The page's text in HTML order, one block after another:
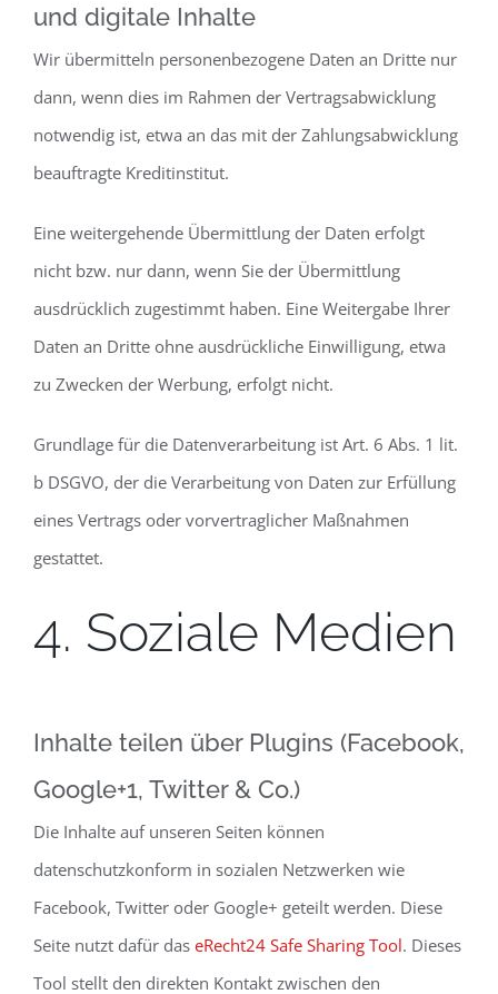
und digitale Inhalte
Wir übermitteln personenbezogene Daten an Dritte nur
dann, wenn dies im Rahmen der Vertragsabwicklung
notwendig ist, etwa an das mit der Zahlungsabwicklung
beauftragte Kreditinstitut.
Eine weitergehende Übermittlung der Daten erfolgt
nicht bzw. nur dann, wenn Sie der Übermittlung
ausdrücklich zugestimmt haben. Eine Weitergabe Ihrer
Daten an Dritte ohne ausdrückliche Einwilligung, etwa
zu Zwecken der Werbung, erfolgt nicht.
Grundlage für die Datenverarbeitung ist Art. 6 Abs. 1 lit.
b DSGVO, der die Verarbeitung von Daten zur Erfüllung
eines Vertrags oder vorvertraglicher Maßnahmen
gestattet.
4. Soziale Medien
Inhalte teilen über Plugins (Facebook,
Google+1, Twitter & Co.)
Die Inhalte auf unseren Seiten können
datenschutzkonform in sozialen Netzwerken wie
Facebook, Twitter oder Google+ geteilt werden. Diese
Seite nutzt dafür das eRecht24 Safe Sharing Tool. Dieses
Tool stellt den direkten Kontakt zwischen den